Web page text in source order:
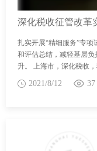
深化税收征管改革
扎实开展“精细服务”专
和评估总结，减轻基层
升。 上海市，深化税收
2021/8/12 37